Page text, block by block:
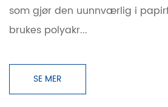
som gjør den uunnværlig i
brukes polyakr...
SE MER